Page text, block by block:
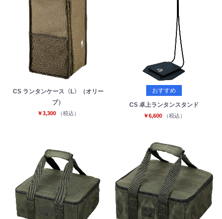
CS ランタンケース〈L〉（オリー
ブ）
￥3,300 （税込）
おすすめ
CS 卓上ランタンスタンド
￥6,600 （税込）
お買い物を続ける カートへ進む